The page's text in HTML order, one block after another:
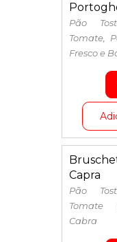
Pão
Tomate,
Fresco e
Capra
Pão
Cabra